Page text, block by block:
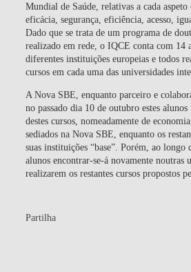
Mundial de Saúde, relativas a cada aspeto
eficácia, segurança, eficiência, acesso,
Dado que se trata de um programa de
realizado em rede, o IQCE conta com 14
diferentes instituições europeias e todos
cursos em cada uma das universidades
A Nova SBE, enquanto parceiro e
no passado dia 10 de outubro estes
destes cursos, nomeadamente de
sediados na Nova SBE, enquanto os
suas instituições “base”. Porém, ao longo
alunos encontrar-se-á novamente noutras
realizarem os restantes cursos propostos
Partilha